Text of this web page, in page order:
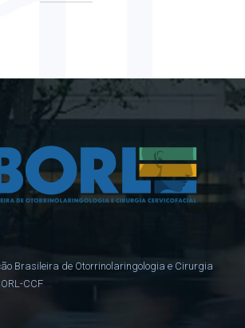
Brasileira de Otorrinolaringologia e Cirurgia
CCF